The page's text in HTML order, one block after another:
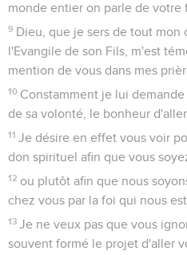
monde entier on parle de votre
9 Dieu, que je sers de tout
l'Evangile de son Fils, m'est
mention de vous dans mes
10 Constamment je lui
de sa volonté, le bonheur
11 Je désire en effet vous voir
don spirituel afin que vous
12 ou plutôt afin que nous
chez vous par la foi qui nous
13 Je ne veux pas que vous
souvent formé le projet d'aller